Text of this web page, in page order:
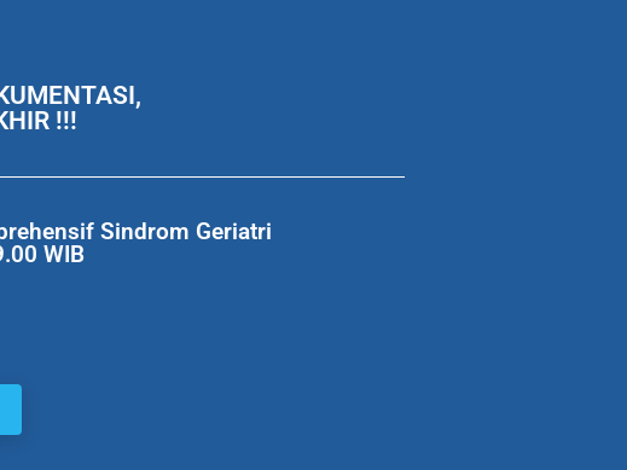
!!!
Sindrom Geriatri
WIB